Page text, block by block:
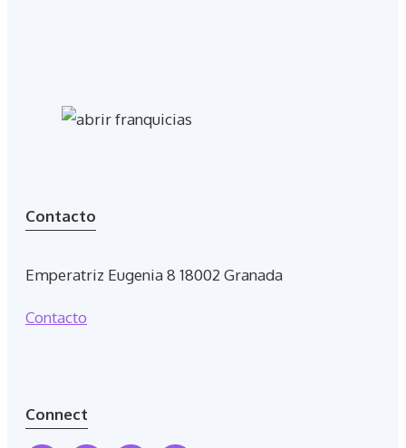
Contacto
Emperatriz Eugenia 8 18002 Granada
Contacto
Connect